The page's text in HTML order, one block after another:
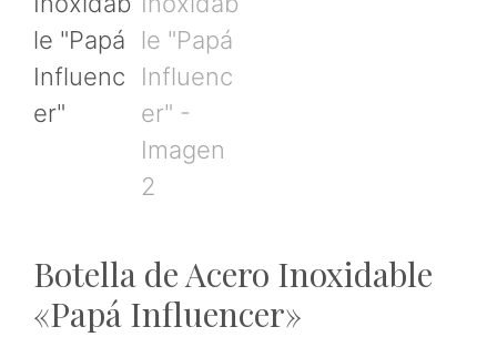
Botella de Acero Inoxidable
«Papá Influencer»